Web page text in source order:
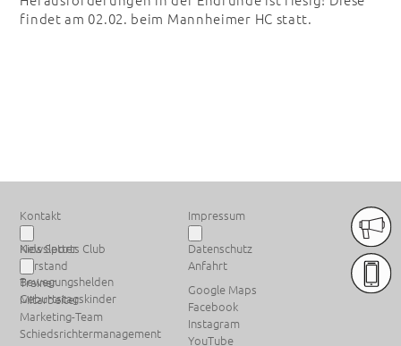
findet am 02.02. beim Mannheimer HC statt.
Kontakt
Newsletter
Vorstand
Trainer
Mitarbeiter
Marketing-Team
Schiedsrichtermanagement
Impressum
Datenschutz
Anfahrt
Google Maps
Facebook
Instagram
YouTube
Kids Sports Club
Bewegungshelden
Geburtstagskinder